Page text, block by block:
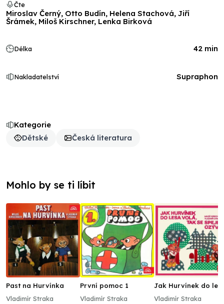
Kategorie
Dětské
Česká literatura
Čte
Miroslav Černý, Otto Budín, Helena Stachová, Jiří
Šrámek, Miloš Kirschner, Lenka Birková
Délka 42 min
Nakladatelství Supraphon
Mohlo by se ti líbit
Past na Hurvínka
Vladimír Straka
První pomoc 1
Vladimír Straka
Jak Hurvínek do
ozývá
Vladimír Straka